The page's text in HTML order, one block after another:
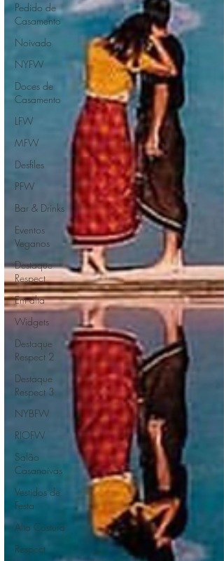
Pedido de
Casamento
Noivado
NYFW
Doces de
Casamento
LFW
MFW
Desfiles
PFW
Bar & Drinks
Eventos
Veganos
Destaque
Respect
Em alta
Widgets
Destaque
Respect 2
Destaque
Respect 3
NYBFW
RIOFW
Salão
Casanoivas
Vestidos de
Festa
Alta Costura
Respect